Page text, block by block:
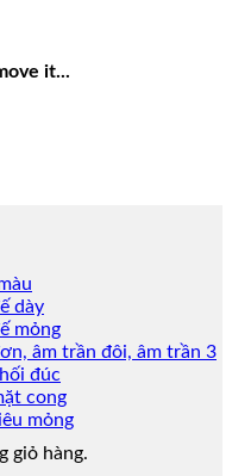
it...
giỏ hàng.
dày
mỏng
âm trần đôi, âm trần 3
đúc
cong
mỏng